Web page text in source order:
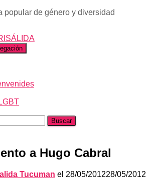
popular de género y diversidad
a Hugo Cabral
Tucuman el 28/05/201228/05/2012